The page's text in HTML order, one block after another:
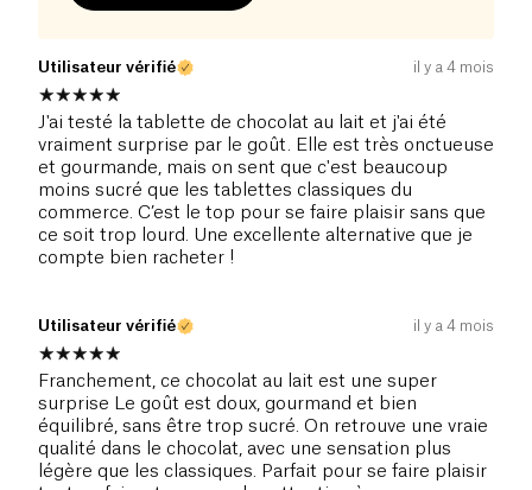
Utilisateur vérifié il y a 4 mois
J'ai testé la tablette de chocolat au lait et j'ai été
vraiment surprise par le goût. Elle est très onctueuse
et gourmande, mais on sent que c'est beaucoup
moins sucré que les tablettes classiques du
commerce. C’est le top pour se faire plaisir sans que
ce soit trop lourd. Une excellente alternative que je
compte bien racheter !
Utilisateur vérifié il y a 4 mois
Franchement, ce chocolat au lait est une super
surprise Le goût est doux, gourmand et bien
équilibré, sans être trop sucré. On retrouve une vraie
qualité dans le chocolat, avec une sensation plus
légère que les classiques. Parfait pour se faire plaisir